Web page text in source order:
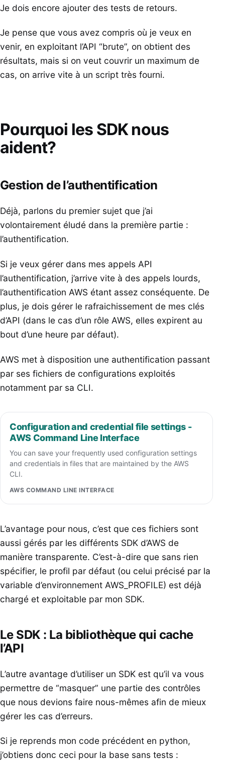
Je dois encore ajouter des tests de retours.
Je pense que vous avez compris où je veux en
venir, en exploitant l’API “brute”, on obtient des
résultats, mais si on veut couvrir un maximum de
cas, on arrive vite à un script très fourni.
Pourquoi les SDK nous
aident?
Gestion de l’authentification
Déjà, parlons du premier sujet que j’ai
volontairement éludé dans la première partie :
l’authentification.
Si je veux gérer dans mes appels API
l’authentification, j’arrive vite à des appels lourds,
l’authentification AWS étant assez conséquente. De
plus, je dois gérer le rafraichissement de mes clés
d’API (dans le cas d’un rôle AWS, elles expirent au
bout d’une heure par défaut).
AWS met à disposition une authentification passant
par ses fichiers de configurations exploités
notamment par sa CLI.
Configuration and credential file settings -
AWS Command Line Interface
You can save your frequently used configuration settings
and credentials in files that are maintained by the AWS
CLI.
AWS COMMAND LINE INTERFACE
L’avantage pour nous, c’est que ces fichiers sont
aussi gérés par les différents SDK d’AWS de
manière transparente. C’est-à-dire que sans rien
spécifier, le profil par défaut (ou celui précisé par la
variable d’environnement AWS_PROFILE) est déjà
chargé et exploitable par mon SDK.
Le SDK : La bibliothèque qui cache
l’API
L’autre avantage d’utiliser un SDK est qu’il va vous
permettre de “masquer” une partie des contrôles
que nous devions faire nous-mêmes afin de mieux
gérer les cas d’erreurs.
Si je reprends mon code précédent en python,
j’obtiens donc ceci pour la base sans tests :